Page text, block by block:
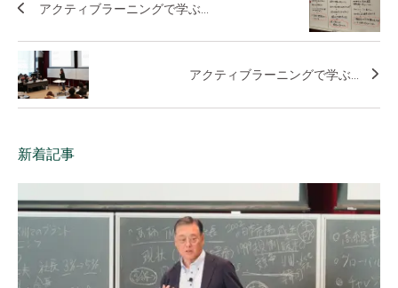
アクティブラーニングで学ぶ...
アクティブラーニングで学ぶ...
新着記事